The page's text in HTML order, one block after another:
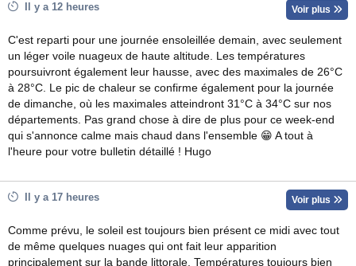
Il y a 12 heures Voir plus
C'est reparti pour une journée ensoleillée demain, avec seulement
un léger voile nuageux de haute altitude. Les températures
poursuivront également leur hausse, avec des maximales de 26°C
à 28°C. Le pic de chaleur se confirme également pour la journée
de dimanche, où les maximales atteindront 31°C à 34°C sur nos
départements. Pas grand chose à dire de plus pour ce week-end
qui s'annonce calme mais chaud dans l'ensemble 😁 A tout à
l'heure pour votre bulletin détaillé ! Hugo
Il y a 17 heures Voir plus
Comme prévu, le soleil est toujours bien présent ce midi avec tout
de même quelques nuages qui ont fait leur apparition
principalement sur la bande littorale. Températures toujours bien